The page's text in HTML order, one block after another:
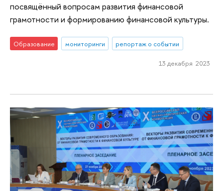
посвящённый вопросам развития финансовой
грамотности и формированию финансовой культуры.
Образование мониторинги репортаж о событии
13 декабря 2023